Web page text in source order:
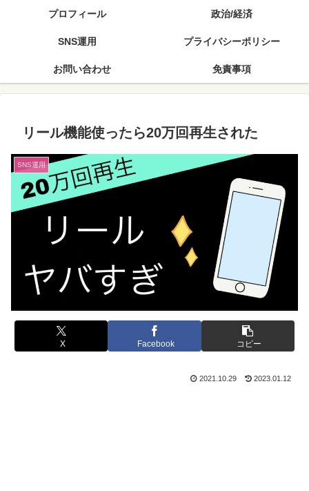
プロフィール 政治/経済
SNS運用 プライバシーポリシー
お問い合わせ 免責事項
リール機能使ったら20万回再生された
SNS運用
X Facebook コピー
2021.10.29 2023.01.12